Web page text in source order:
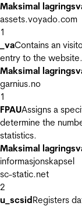
Maksimal
assets.voyado.com
1
_vaContains an
entry to the website.
Maksimal
garnius.no
1
FPAUAssigns a
determine the
statistics.
Maksimal
informasjonskapsel
sc-static.net
2
u_scsidRegisters